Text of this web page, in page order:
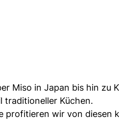
Miso in Japan bis hin
Küchen.
profitieren wir von diesen